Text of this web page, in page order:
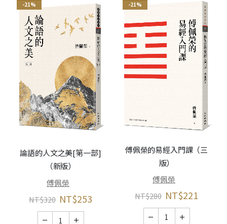
-21%
論語的人文之美[第一部]
（新版）
傅佩榮
NT$320 NT$253
-21%
傅佩榮的易經入門課（三
版）
傅佩榮
NT$280 NT$221